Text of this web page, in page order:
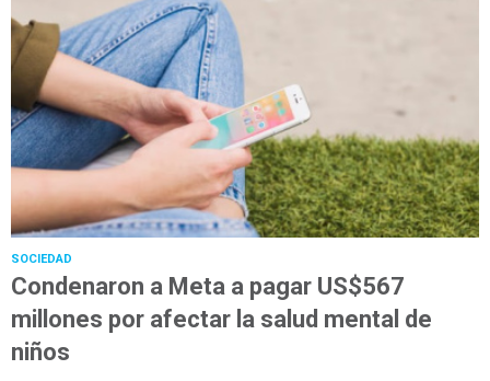
SOCIEDAD
Condenaron a Meta a pagar US$567
millones por afectar la salud mental de
niños